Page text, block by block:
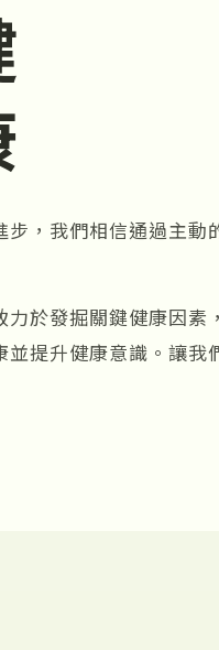
，我們相信通過主動
於發掘關鍵健康因素
提升健康意識。讓我